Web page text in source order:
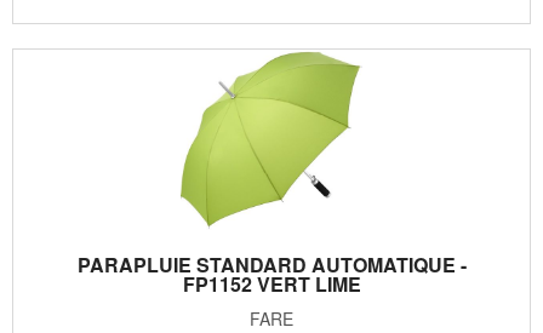
PARAPLUIE STANDARD AUTOMATIQUE -
FP1152 VERT LIME
FARE